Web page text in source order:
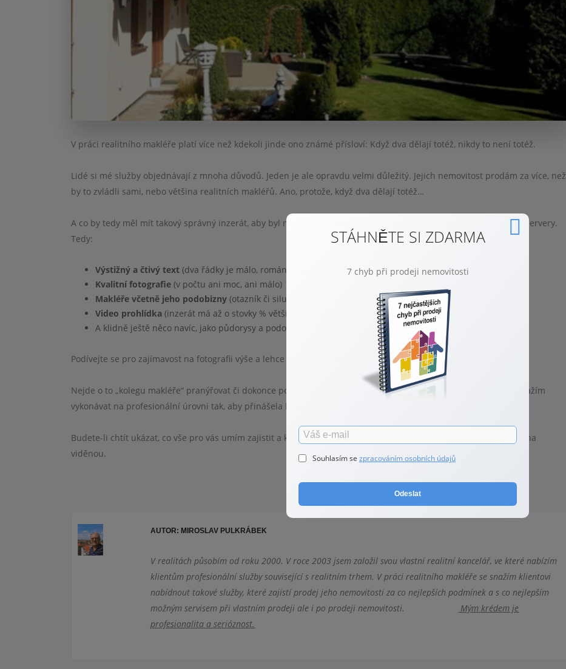
V práci realitního makléře platí více než kdekoli jinde ono známé přísloví: Když dva dělají totéž, nikdy to není totéž.
Lidé si mé služby objednávají z mnoha důvodů. Jeden je ale opravdu velmi důležitý. Jejich nemovitost prodám za více, než
by to zvládli sami, nebo většina realitních makléřů. Ano, protože, když dva dělají totéž…
A co by tedy měl mít takový správný inzerát, aby byl makléř vnímaný jako profesionál? Vše, co umožňují inzertní servery.
Tedy:
Výstižný a čtivý text (dva řádky je málo, román zase moc)
Kvalitní fotografie (v počtu ani moc, ani málo)
Makléře včetně jeho podobizny (otazník či silueta působí nedůvěryhodně)
Video prohlídka (inzerát má až o stovky % větší návštěvnost)
A klidně ještě něco navíc, jako půdorysy a podobně.
Podívejte se pro zajímavost na fotografii výše a lehce zjistíte, že rozdíly v práci makléřů bývají velké.
Nejde o to „kolegu makléře“ pranýřovat či dokonce pomlouvat. Mým cílem bylo jen poukázat, že svou práci se snažím
vykonávat na profesionální úrovni tak, aby přinášela klientům maximální užitek.
Budete-li chtít ukázat, co vše pro vás umím zajistit a kolik na tom vyděláte, neváhejte se na mě obrátit. Těším se na
viděnou.
AUTOR: MIROSLAV PULKRÁBEK
V realitách působím od roku 2000. V roce 2003 jsem založil svou vlastní realitní kancelář, ve které nabízím
klientům profesionální služby související s realitním trhem. V práci realitního makléře se snažím klientovi
nabídnout takové služby, které zajistí prodej jeho nemovitosti za co nejlepších podmínek a s co nejlepším
možným servisem při vlastním prodeji ale i po prodeji nemovitosti.
Mým krédem je
profesionalita a serióznost.
STÁHNĚTE SI ZDARMA
7 chyb při prodeji nemovitosti
Souhlasím se zpracováním osobních údajů
Odeslat